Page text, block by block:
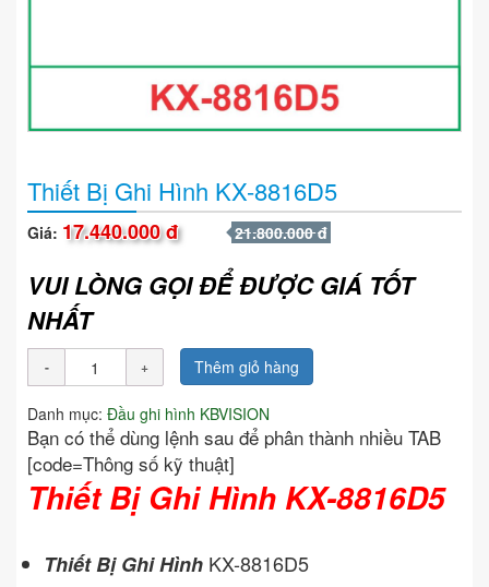
Thiết Bị Ghi Hình KX-8816D5
Giá: 17.440.000 đ 21.800.000 đ
VUI LÒNG GỌI ĐỂ ĐƯỢC GIÁ TỐT
NHẤT
Thêm giỏ hàng
Danh mục: Đầu ghi hình KBVISION
Bạn có thể dùng lệnh sau để phân thành nhiều TAB
[code=Thông số kỹ thuật]
Thiết Bị Ghi Hình KX-8816D5
Thiết Bị Ghi Hình KX-8816D5